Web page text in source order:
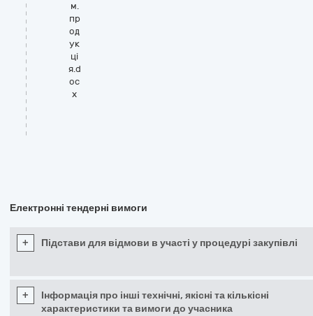
м.
пр
од
ук
ці
я.d
oc
x
Електронні тендерні вимоги
+ Підстави для відмови в участі у процедурі закупівлі
+
Інформація про інші технічні, якісні та кількісні
характеристики та вимоги до учасника